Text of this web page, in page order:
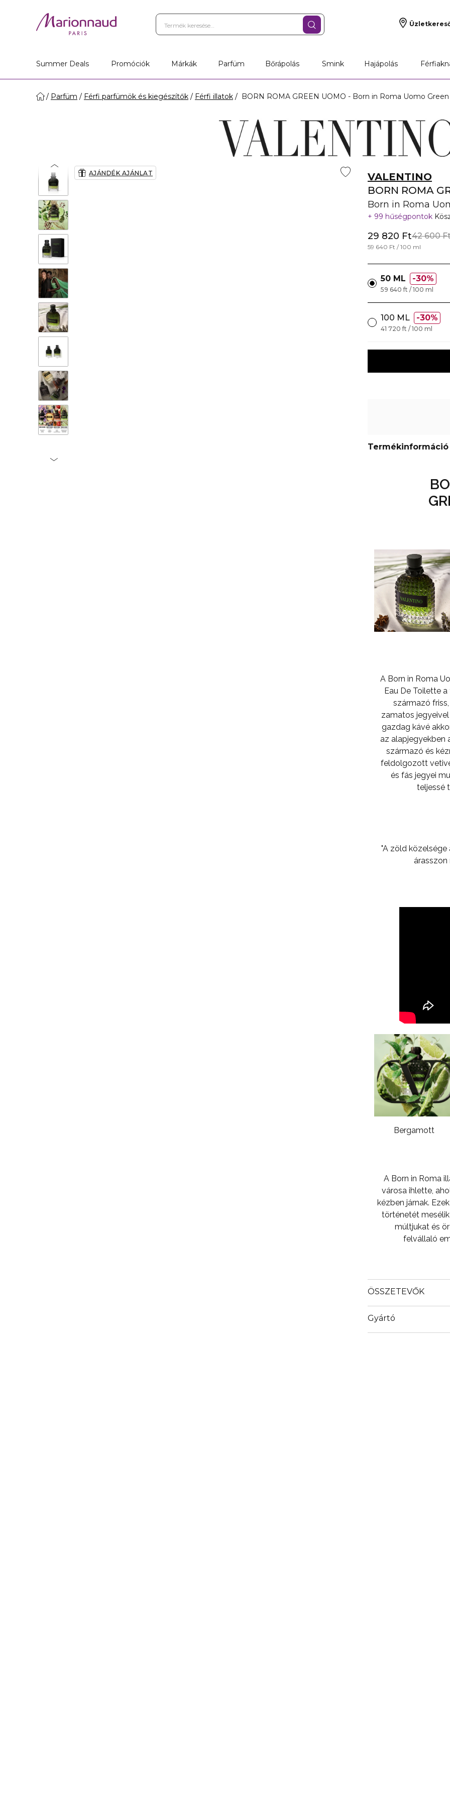
Summer Deals
Promóciók Márkák Parfüm Bőrápolás Smink Hajápolás
Parfüm Férfi parfümök és kiegészítők Férfi illatok BORN ROMA GREEN UOMO - Born in Roma Uomo
AJÁNDÉK AJÁNLAT
VALENTINO
BORN ROMA
Born in Roma
99 hűségpontok
29 820 Ft42 600
59 640 Ft / 100 ml
50 ML 30%
59 640 ft / 100 ml
100 ML 30%
41 720 ft / 100 ml
Termékinformáció
A Born in Roma
Eau De Toilette
származó
zamatos
gazdag kávé
az alapjegyekben
származó és
feldolgozott
és fás jegyei
teljessé
"A zöld
Bergamott
A Born in Roma
városa ihlette,
kézben járnak.
történetét
múltjukat és
felvállaló
ÖSSZETEVŐK
Gyártó